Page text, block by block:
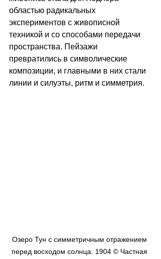
областью радикальных
экспериментов с живописной
техникой и со способами передачи
пространства. Пейзажи
превратились в символические
композиции, и главными в них стали
линии и силуэты, ритм и симметрия.
Озеро Тун с симметричным отражением
перед восходом солнца. 1904 © Частная